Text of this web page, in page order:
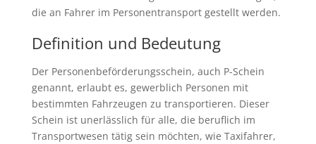
die an Fahrer im Personentransport gestellt werden.
Definition und Bedeutung
Der Personenbeförderungsschein, auch P-Schein
genannt, erlaubt es, gewerblich Personen mit
bestimmten Fahrzeugen zu transportieren. Dieser
Schein ist unerlässlich für alle, die beruflich im
Transportwesen tätig sein möchten, wie Taxifahrer,